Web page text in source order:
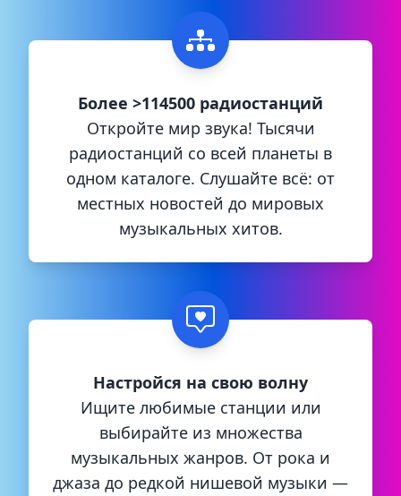
Более >114500 радиостанций
Откройте мир звука! Тысячи
радиостанций со всей планеты в
одном каталоге. Слушайте всё: от
местных новостей до мировых
музыкальных хитов.
Настройся на свою волну
Ищите любимые станции или
выбирайте из множества
музыкальных жанров. От рока и
джаза до редкой нишевой музыки —